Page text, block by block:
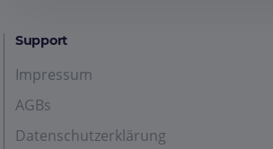
Support
Impressum
AGBs
Datenschutzerklärung